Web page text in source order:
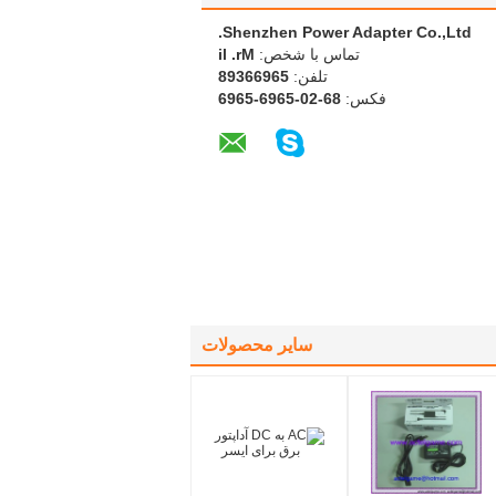
Shenzhen Power Adapter Co.,Ltd.
تماس با شخص: Mr. li
تلفن: 56966398
فکس: 86-20-5696-5696
سایر محصولات